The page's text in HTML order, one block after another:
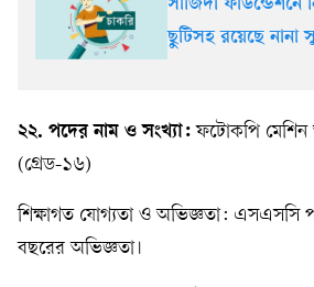
সাজিদা ফাউন্ডেশনে
ছুটিসহ রয়েছে নানা
২২. পদের নাম ও সংখ্যা: ফটোকপি মেশিন
(গ্রেড-১৬)
শিক্ষাগত যোগ্যতা ও অভিজ্ঞতা: এসএসসি
বছরের অভিজ্ঞতা।